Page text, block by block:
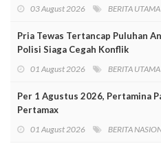
03 August 2026 BERITA UTAMA
Pria Tewas Tertancap Puluhan
Polisi Siaga Cegah Konflik
01 August 2026 BERITA UTAMA
Per 1 Agustus 2026, Pertamina
Pertamax
01 August 2026 BERITA